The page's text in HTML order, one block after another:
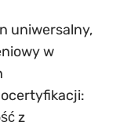
uniwersalny,
w
z